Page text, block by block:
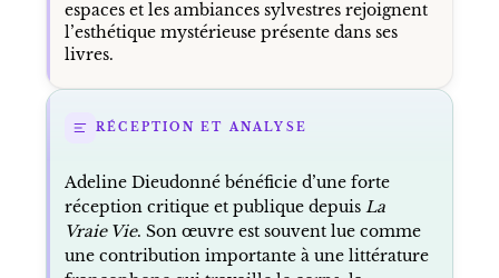
espaces et les ambiances sylvestres rejoignent
l’esthétique mystérieuse présente dans ses
livres.
RÉCEPTION ET ANALYSE
Adeline Dieudonné bénéficie d’une forte
réception critique et publique depuis La
Vraie Vie. Son œuvre est souvent lue comme
une contribution importante à une littérature